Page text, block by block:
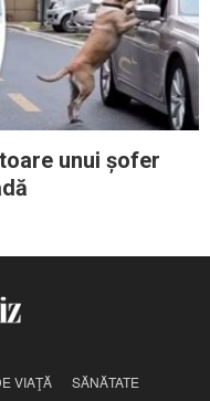
unui șofer
VIAŢĂ SĂNĂTATE